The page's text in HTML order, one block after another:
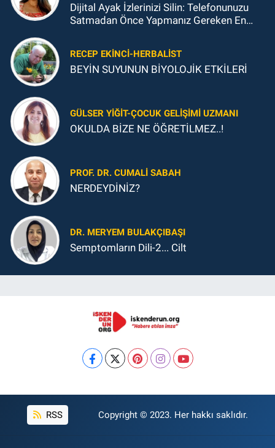
Dijital Ayak İzlerinizi Silin: Telefonunuzu
Satmadan Önce Yapmanız Gereken En
RECEP EKINCI-HERBALIST
BEYİN SUYUNUN BİYOLOJİK ETKİLERİ
GÜLSER YIĞIT-ÇOCUK GELIŞIMI UZMANI
OKULDA BİZE NE ÖĞRETİLMEZ..!
PROF. DR. CUMALI SABAH
NERDEYDİNİZ?
DR. MERYEM BULAKÇIBAŞI
Semptomların Dili-2... Cilt
RSS Copyright © 2023. Her hakkı saklıdır.